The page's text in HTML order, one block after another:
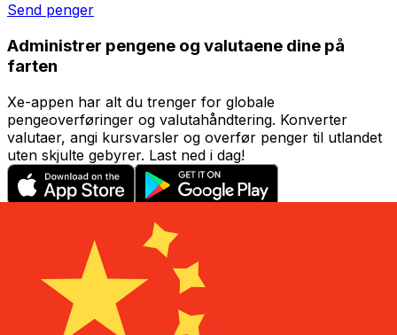
Send penger
Administrer pengene og valutaene dine på
farten
Xe-appen har alt du trenger for globale
pengeoverføringer og valutahåndtering. Konverter
valutaer, angi kursvarsler og overfør penger til utlandet
uten skjulte gebyrer. Last ned i dag!